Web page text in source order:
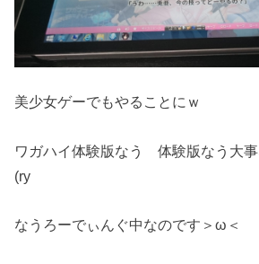
美少女ゲーでもやることにｗ
ワガハイ体験版なう 体験版なう大
(ry
なうろーでぃんぐ中なのです＞ω＜